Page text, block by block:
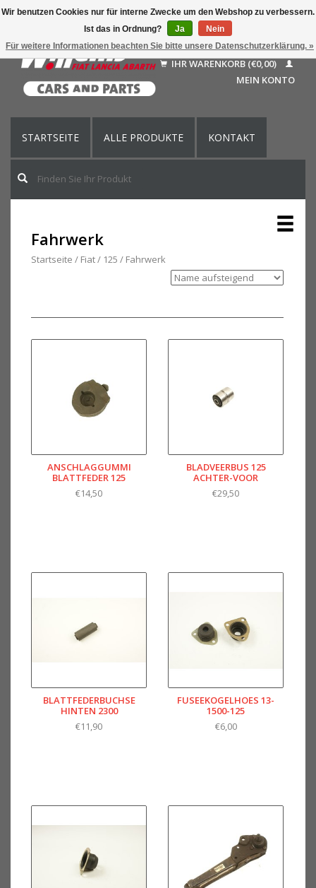
Nederlands
Français
English (US)
IHR WARENKORB (€0,00)
MEIN KONTO
STARTSEITE ALLE PRODUKTE KONTAKT
Fahrwerk
Startseite / Fiat/ 125 / Fahrwerk
ANSCHLAGGUMMI
BLATTFEDER 125
€14,50
BLADVEERBUS 125
ACHTER-VOOR
€29,50
BLATTFEDERBUCHSE
HINTEN 2300
€11,90
FUSEEKOGELHOES 13-
1500-125
€6,00
Wir benutzen Cookies nur für interne Zwecke um den Webshop zu verbessern.
Ist das in Ordnung?
Ja
Nein
Für weitere Informationen beachten Sie bitte unsere Datenschutzerklärung. »